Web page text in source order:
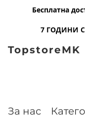
Бесплатна
7 ГОДИНИ
TopstoreMK
За нас